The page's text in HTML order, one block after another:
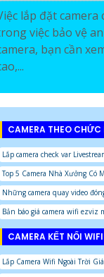
lắp đặt
việc bảo vệ
bạn cần
CAMERA THEO CHỨC
Lắp camera check var
Top 5 Camera Nhà Xưởng Có
Những camera quay video
Bản báo giá camera wifi ezviz
CAMERA KẾT NỐI WIFI
Lắp Camera Wifi Ngoài Trời